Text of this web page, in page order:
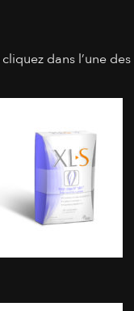
cliquez dans l’une